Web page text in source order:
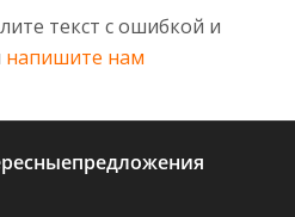
текст с ошибкой и
напишите нам
предложения